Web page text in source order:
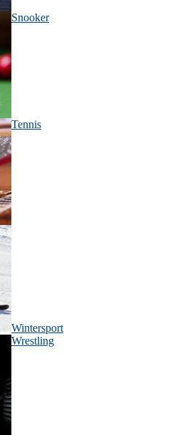
Snooker
Tennis
Wintersport
Wrestling